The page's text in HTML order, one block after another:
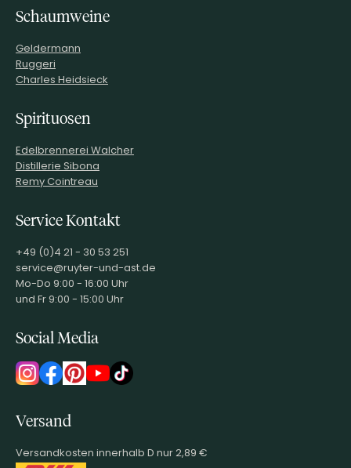
Schaumweine
Geldermann
Ruggeri
Charles Heidsieck
Spirituosen
Edelbrennerei Walcher
Distillerie Sibona
Remy Cointreau
Service Kontakt
+49 (0)4 21 - 30 53 251
service@ruyter-und-ast.de
Mo-Do 9:00 - 16:00 Uhr
und Fr 9:00 - 15:00 Uhr
Social Media
Versand
Versandkosten innerhalb D nur 2,89 €